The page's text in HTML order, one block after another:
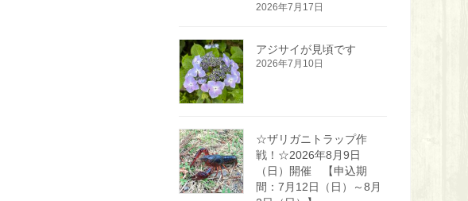
2026年7月17日
アジサイが見頃です
2026年7月10日
☆ザリガニトラップ作
戦！☆2026年8月9日
（日）開催 【申込期
間：7月12日（日）～8月